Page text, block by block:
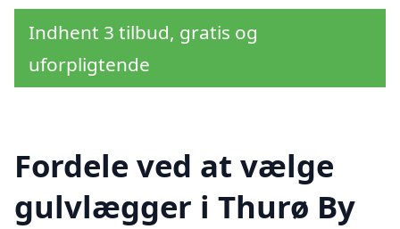
Indhent 3 tilbud, gratis og
uforpligtende
Fordele ved at vælge
gulvlægger i Thurø By